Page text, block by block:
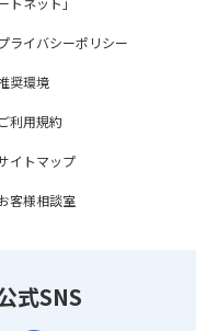
ライバシーポリシー
奨環境
ご利用規約
イトマップ
客様相談室
式SNS